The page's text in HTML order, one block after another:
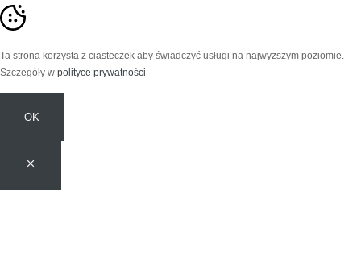
Ta strona korzysta z ciasteczek aby świadczyć usługi na najwyższym poziomie.
Szczegóły w polityce prywatności
OK